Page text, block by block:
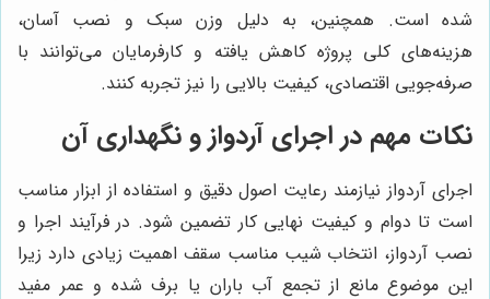
شده است. همچنین، به دلیل وزن سبک و نصب آسان،
هزینه‌های کلی پروژه کاهش یافته و کارفرمایان می‌توانند با
صرفه‌جویی اقتصادی، کیفیت بالایی را نیز تجربه کنند.
نکات مهم در اجرای آردواز و نگهداری آن
اجرای آردواز نیازمند رعایت اصول دقیق و استفاده از ابزار مناسب
است تا دوام و کیفیت نهایی کار تضمین شود. در فرآیند اجرا و
نصب آردواز، انتخاب شیب مناسب سقف اهمیت زیادی دارد زیرا
این موضوع مانع از تجمع آب باران یا برف شده و عمر مفید